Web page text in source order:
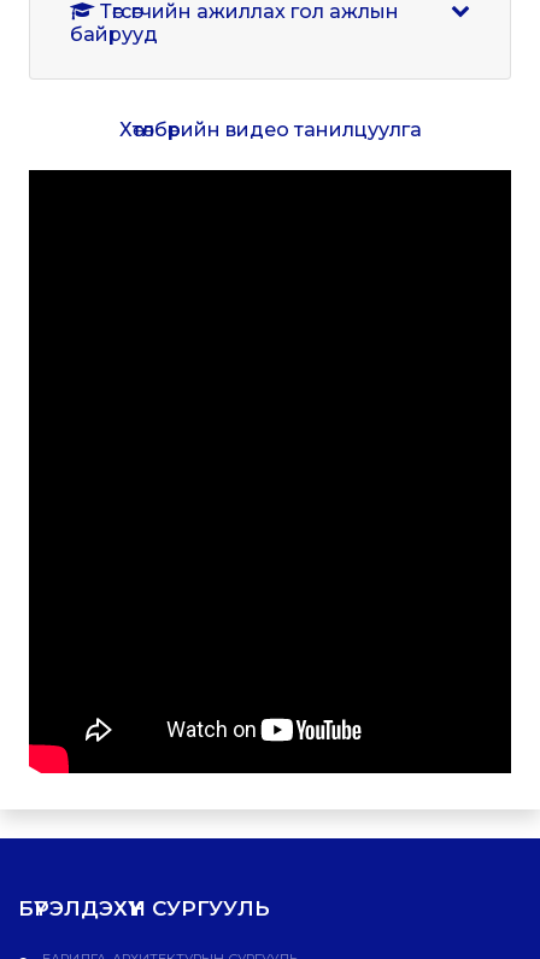
байрууд
Хөтөлбөрийн видео танилцуулга
БҮРЭЛДЭХҮҮН СУРГУУЛЬ